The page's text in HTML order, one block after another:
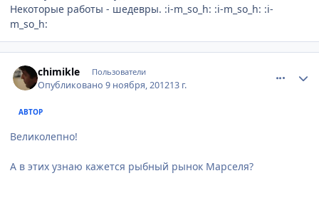
Некоторые работы - шедевры. :i-m_so_h: :i-m_so_h: :i-
m_so_h:
chimikle Пользователи
Опубликовано9 ноября, 201213 г.
АВТОР
Великолепно!
А в этих узнаю кажется рыбный рынок Марселя?